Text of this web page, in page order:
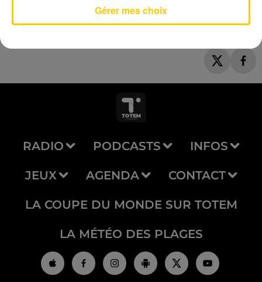
RADIO PODCASTS INFOS
JEUX AGENDA CONTACT
LA COUPE DU MONDE SUR TOTEM
LA MÉTÉO DES PLAGES
Gérer mes choix